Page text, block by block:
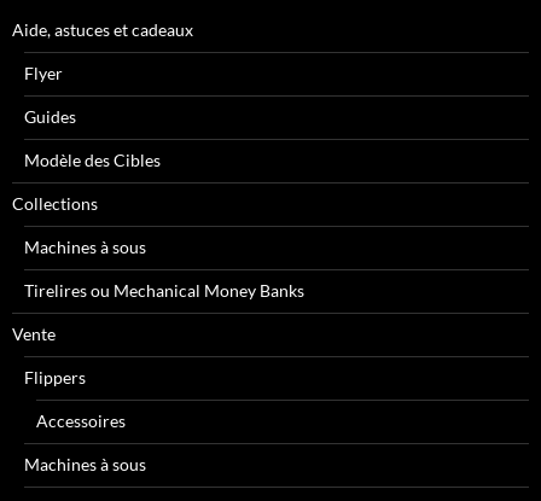
Aide, astuces et cadeaux
Flyer
Guides
Modèle des Cibles
Collections
Machines à sous
Tirelires ou Mechanical Money Banks
Vente
Flippers
Accessoires
Machines à sous